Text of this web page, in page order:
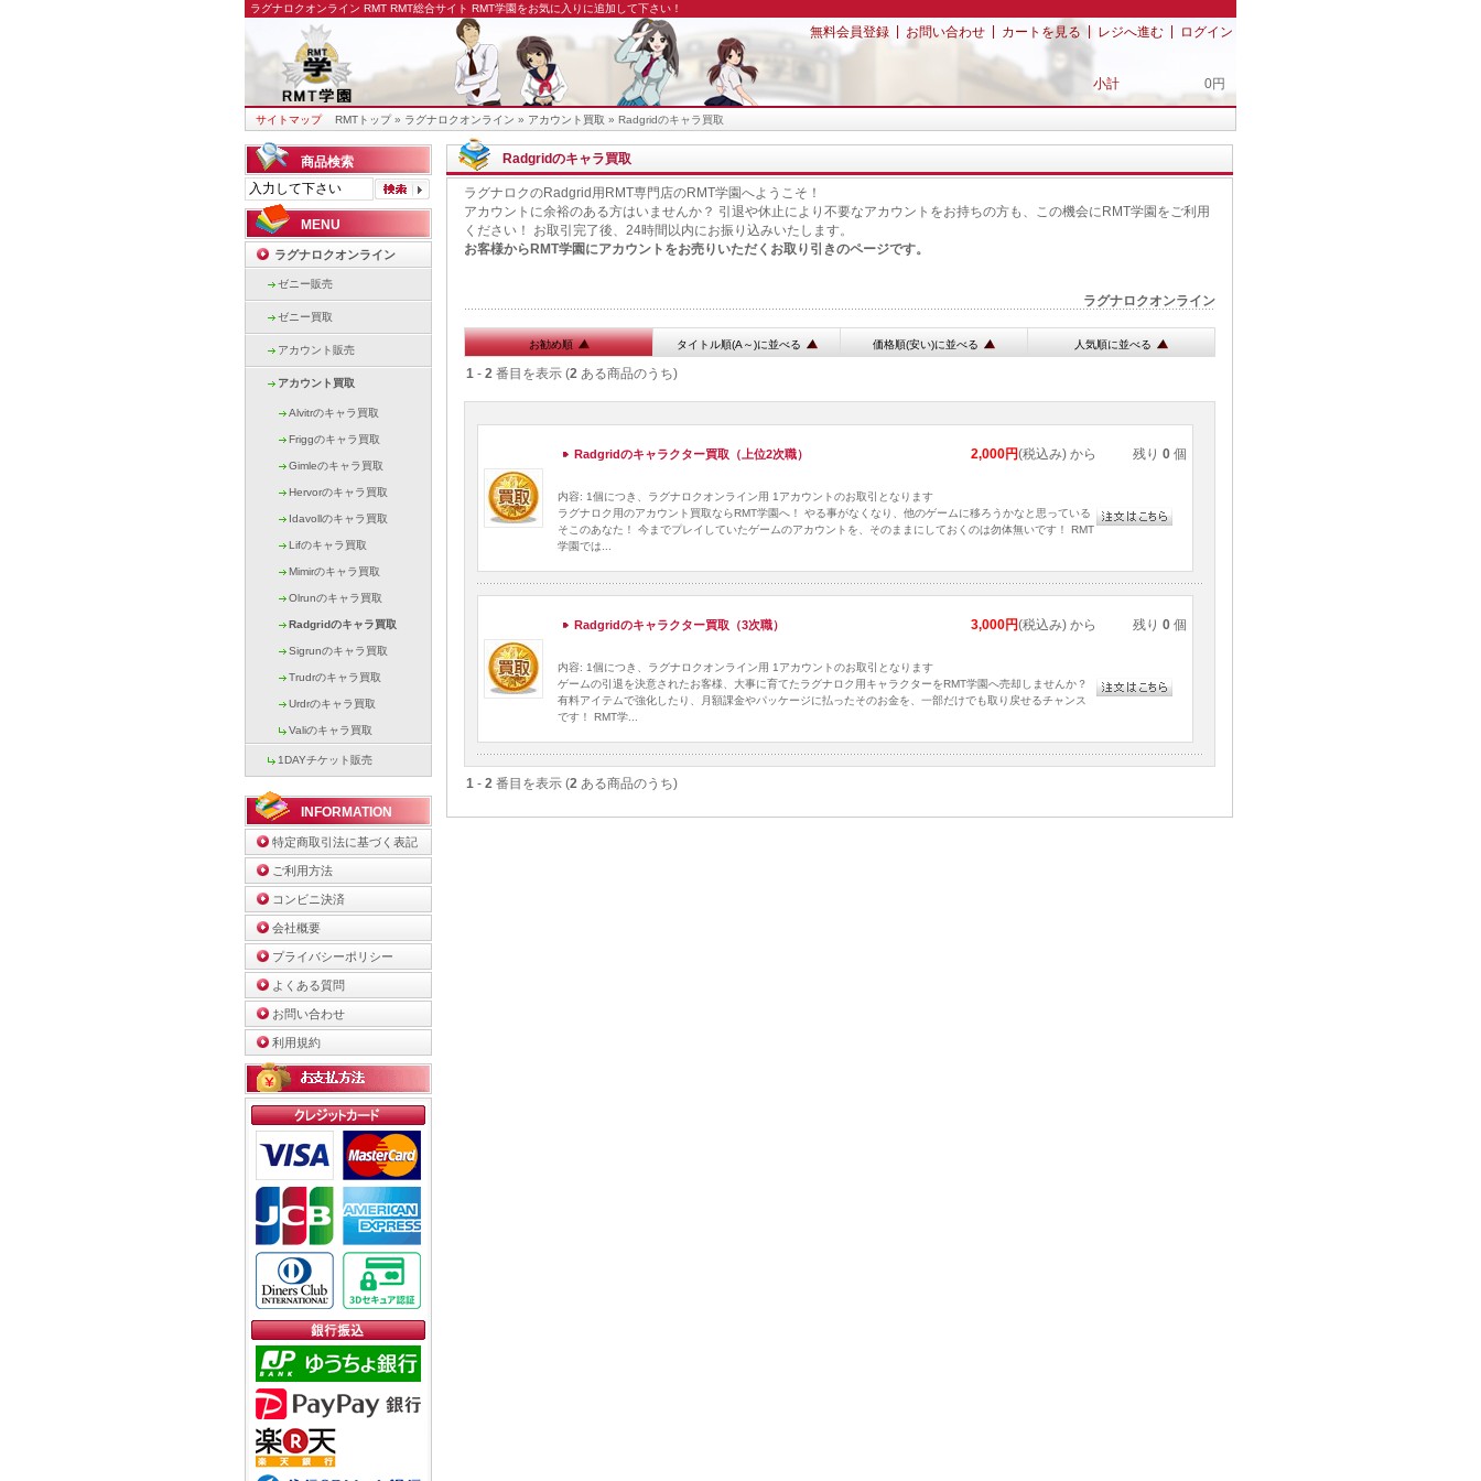
ラグナロクオンライン RMT RMT総合サイト RMT学園をお気に入りに追加して下さい！
無料会員登録 お問い合わせ カートを見る レジへ進む ログイン
小計 0円
サイトマップ RMTトップ» ラグナロクオンライン » アカウント買取 » Radgridのキャラ買取
商品検索
MENU
ラグナロクオンライン
ゼニー販売
ゼニー買取
アカウント販売
アカウント買取
Alvitrのキャラ買取
Friggのキャラ買取
Gimleのキャラ買取
Hervorのキャラ買取
Idavollのキャラ買取
Lifのキャラ買取
Mimirのキャラ買取
Olrunのキャラ買取
Radgridのキャラ買取
Sigrunのキャラ買取
Trudrのキャラ買取
Urdrのキャラ買取
Valiのキャラ買取
1DAYチケット販売
INFORMATION
特定商取引法に基づく表記
ご利用方法
コンビニ決済
会社概要
プライバシーポリシー
よくある質問
お問い合わせ
利用規約
Radgridのキャラ買取
ラグナロクのRadgrid用RMT専門店のRMT学園へようこそ！
アカウントに余裕のある方はいませんか？ 引退や休止により不要なアカウントをお持ちの方も、この機会にRMT学園をご利用
ください！ お取引完了後、24時間以内にお振り込みいたします。
お客様からRMT学園にアカウントをお売りいただくお取り引きのページです。
ラグナロクオンライン
お勧め順 タイトル順(A～)に並べる 価格順(安い)に並べる 人気順に並べる
1 - 2 番目を表示 (2 ある商品のうち)
Radgridのキャラクター買取（上位2次職） 2,000円(税込み) から 残り 0 個
内容: 1個につき、ラグナロクオンライン用 1アカウントのお取引となります
ラグナロク用のアカウント買取ならRMT学園へ！ やる事がなくなり、他のゲームに移ろうかなと思っている
そこのあなた！ 今までプレイしていたゲームのアカウントを、そのままにしておくのは勿体無いです！ RMT
学園では...
Radgridのキャラクター買取（3次職） 3,000円(税込み) から 残り 0 個
内容: 1個につき、ラグナロクオンライン用 1アカウントのお取引となります
ゲームの引退を決意されたお客様、大事に育てたラグナロク用キャラクターをRMT学園へ売却しませんか？
有料アイテムで強化したり、月額課金やパッケージに払ったそのお金を、一部だけでも取り戻せるチャンス
です！ RMT学...
1 - 2 番目を表示 (2 ある商品のうち)